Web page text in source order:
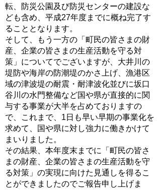
転、防災公園及び防災センターの建設な
ども含め、平成27年度までに概ね完了す
ることとなります。
そして、もう一方の「町民の皆さまの財
産、企業の皆さまの生産活動を守る対
策」についてでございますが、大井川の
堤防や海岸の防潮堤のかさ上げ、漁港区
域の津波堤の耐震・耐津波化並びに坂口
谷川の水門整備など国や県が直接的に関
与する事業が大半を占めておりますの
で、これまで、1日も早い早期の事業化を
求めて、国や県に対し強力に働きかけて
まいりました。
その結果、本年度末までに「町民の皆さ
まの財産、企業の皆さまの生産活動を守
る対策」の実現に向けた見通しを得るこ
とができましたのでご報告申し上げま